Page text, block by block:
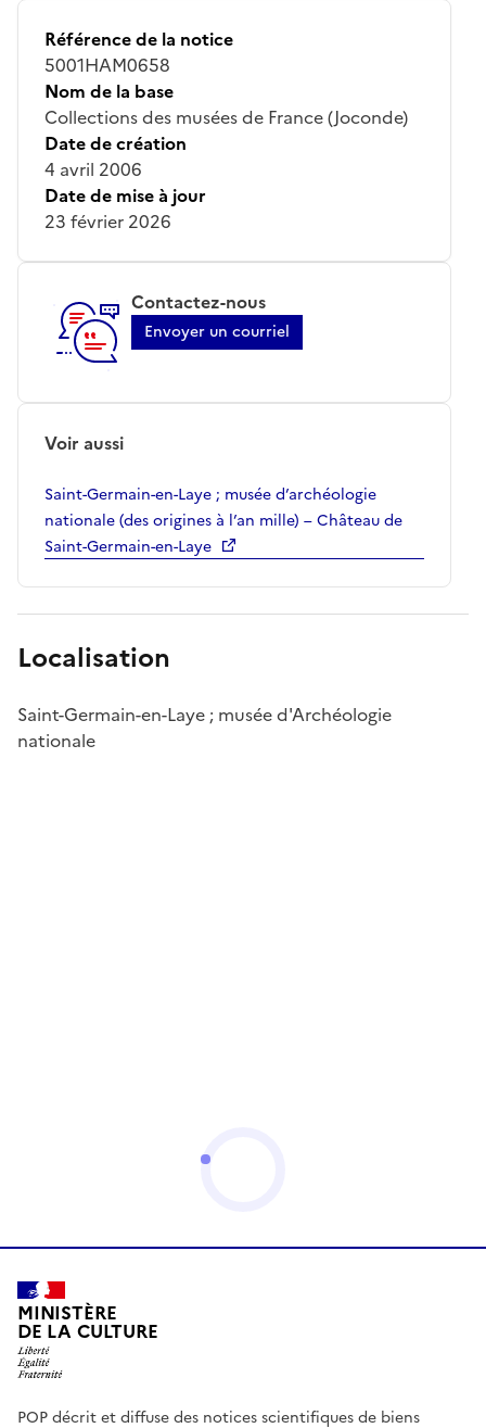
Référence de la notice
5001HAM0658
Nom de la base
Collections des musées de France (Joconde)
Date de création
4 avril 2006
Date de mise à jour
23 février 2026
Contactez-nous
Envoyer un courriel
Voir aussi
Saint-Germain-en-Laye ; musée d’archéologie
nationale (des origines à l’an mille) – Château de
Saint-Germain-en-Laye
Localisation
Saint-Germain-en-Laye ; musée d'Archéologie
nationale
MINISTÈRE
DE LA CULTURE
POP décrit et diffuse des notices scientifiques de biens